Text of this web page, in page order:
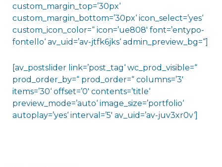
custom_margin_top=’30px‘
custom_margin_bottom=’30px‘ icon_select=’yes‘
custom_icon_color=“ icon=’ue808′ font=’entypo-
fontello‘ av_uid=’av-jtfk6jks‘ admin_preview_bg=“]
[av_postslider link=’post_tag‘ wc_prod_visible=“
prod_order_by=“ prod_order=“ columns=’3′
items=’30‘ offset=’0′ contents=’title‘
preview_mode=’auto‘ image_size=’portfolio‘
autoplay=’yes‘ interval=’5′ av_uid=’av-juv3xr0v‘]